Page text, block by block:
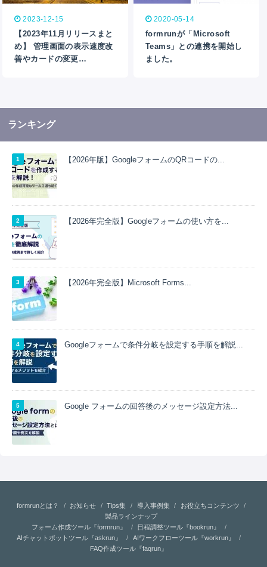
2023-12-15
【2023年11月リリースまと
め】 管理画面の表示速度改
善やカードの変更…
2020-05-14
formrunが「Microsoft
Teams」との連携を開始し
ました。
ランキング
【2026年版】GoogleフォームのQRコードの...
【2026年完全版】Googleフォームの使い方を...
【2026年完全版】Microsoft Forms...
Googleフォームで条件分岐を設定する手順を解説...
Google フォームの回答後のメッセージ設定方法...
formrunとは？ お知らせ Tips集 導入事例集
お役立ちコンテンツ
製品ラインナップ
フォーム作成ツール『formrun』
日程調整ツール『bookrun』
AIチャットボットツール『askrun』
AIワークフローツール『workrun』
FAQ作成ツール『faqrun』